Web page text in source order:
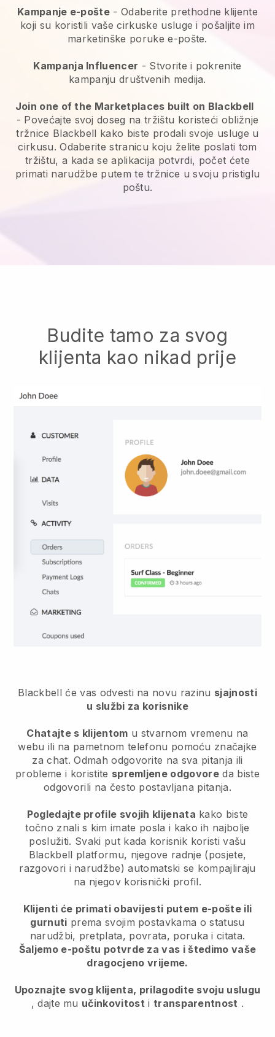
Kampanje e-pošte -Odaberite prethodne klijente
koji su koristili vaše cirkuske usluge i pošaljite im
marketinške poruke e-pošte.
Kampanja Influencer - Stvorite i pokrenite
kampanju društvenih medija.
Join one of the Marketplaces built on Blackbell
- Povećajte svoj doseg na tržištu koristeći obližnje
tržnice Blackbell kako biste prodali svoje usluge u
cirkusu. Odaberite stranicu koju želite poslati tom
tržištu, a kada se aplikacija potvrdi, počet ćete
primati narudžbe putem te tržnice u svoju pristiglu
poštu.
Budite tamo za svog
klijenta kao nikad prije
Blackbell će vas odvesti na novu razinu sjajnosti
u službi za korisnike
Chatajte s klijentom u stvarnom vremenu na
webu ili na pametnom telefonu pomoću značajke
za chat. Odmah odgovorite na sva pitanja ili
probleme i koristite spremljene odgovoreda biste
odgovorili na često postavljana pitanja.
Pogledajte profile svojih klijenata kako biste
točno znali s kim imate posla i kako ih najbolje
poslužiti. Svaki put kada korisnik koristi vašu
Blackbell platformu, njegove radnje (posjete,
razgovori i narudžbe) automatski se kompajliraju
na njegov korisnički profil.
Klijenti će primati obavijesti putem e-pošte ili
gurnuti prema svojim postavkama o statusu
narudžbi, pretplata, povrata, poruka i citata.
Šaljemo e-poštu potvrde za vas i štedimo vaše
dragocjeno vrijeme.
Upoznajte svog klijenta, prilagodite svoju uslugu
, dajte mu učinkovitost i transparentnost .